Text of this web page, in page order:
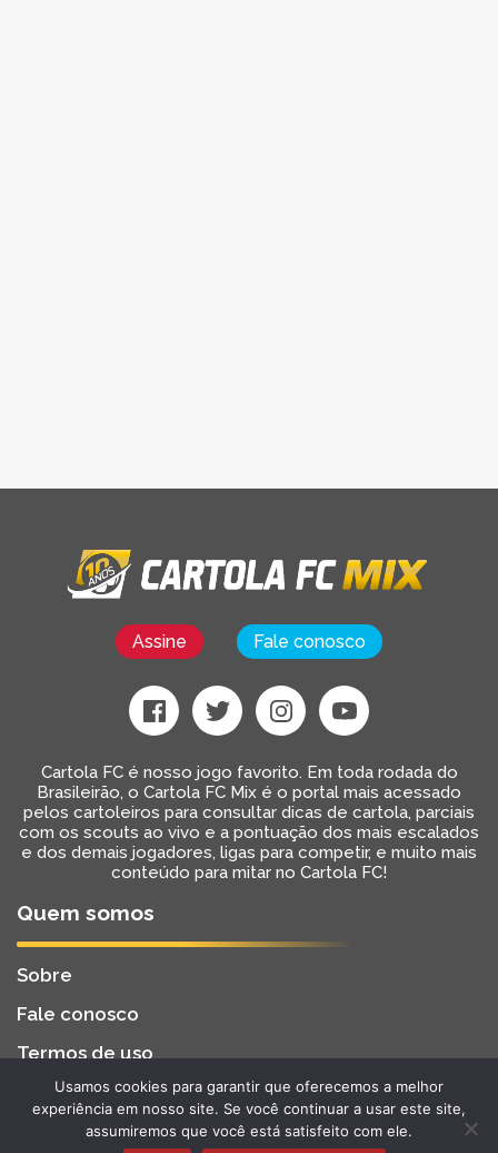
Assine Fale conosco
Cartola FC é nosso jogo favorito. Em toda rodada do
Brasileirão, o Cartola FC Mix é o portal mais acessado
pelos cartoleiros para consultar dicas de cartola, parciais
com os scouts ao vivo e a pontuação dos mais escalados
e dos demais jogadores, ligas para competir, e muito mais
conteúdo para mitar no Cartola FC!
Quem somos
Sobre
Fale conosco
Termos de uso
2022 - Todos os Direitos Reservados
Desenvolvido por BW2 Tecnologia
Usamos cookies para garantir que oferecemos a melhor
experiência em nosso site. Se você continuar a usar este site,
assumiremos que você está satisfeito com ele.